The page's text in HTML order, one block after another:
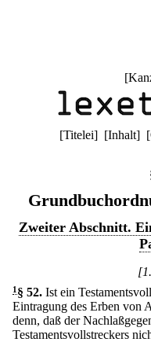
[
[Titelei] [Inhalt] [
Zweiter Abschnitt.
1 § 52. Ist ein
Eintragung des Erben von
denn, daß der
Testamentsvollstreckers